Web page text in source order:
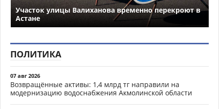
Участок улицы Валиханова временно перекроют в
Астане
ПОЛИТИКА
07 авг 2026
Возвращённые активы: 1,4 млрд тг направили на
модернизацию водоснабжения Акмолинской области